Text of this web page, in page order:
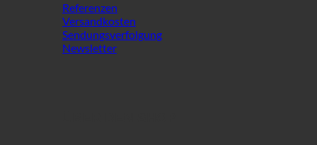
Referenzen
Versandkosten
Sendungsverfolgung
Newsletter